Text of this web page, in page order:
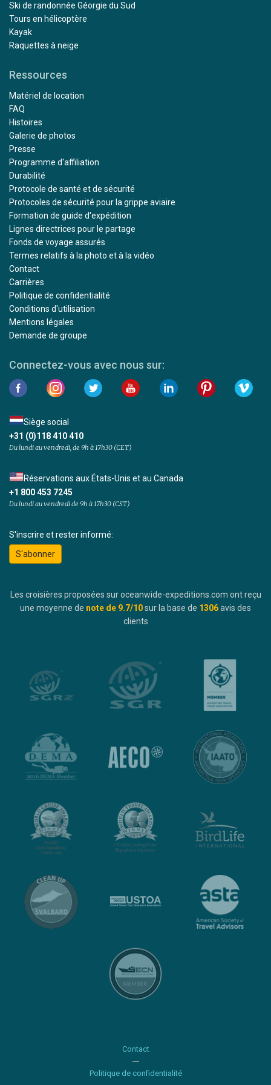
Ski de randonnée Géorgie du Sud
Tours en hélicoptère
Kayak
Raquettes à neige
Ressources
Matériel de location
FAQ
Histoires
Galerie de photos
Presse
Programme d'affiliation
Durabilité
Protocole de santé et de sécurité
Protocoles de sécurité pour la grippe aviaire
Formation de guide d'expédition
Lignes directrices pour le partage
Fonds de voyage assurés
Termes relatifs à la photo et à la vidéo
Contact
Carrières
Politique de confidentialité
Conditions d'utilisation
Mentions légales
Demande de groupe
Connectez-vous avec nous sur:
Siège social
+31 (0)118 410 410
Du lundi au vendredi, de 9h à 17h30 (CET)
Réservations aux États-Unis et au Canada
+1 800 453 7245
Du lundi au vendredi de 9h à 17h30 (CST)
S'inscrire et rester informé:
S'abonner
Les croisières proposées sur oceanwide-expeditions.com ont reçu
une moyenne de note de 9.7/10sur la base de 1306avis des
clients
Contact
Politique de confidentialité